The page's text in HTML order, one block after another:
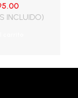
El
precio
INCLUIDO)